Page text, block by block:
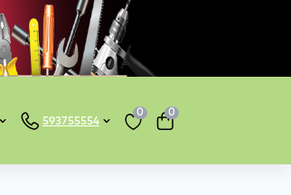
593755554
0 0